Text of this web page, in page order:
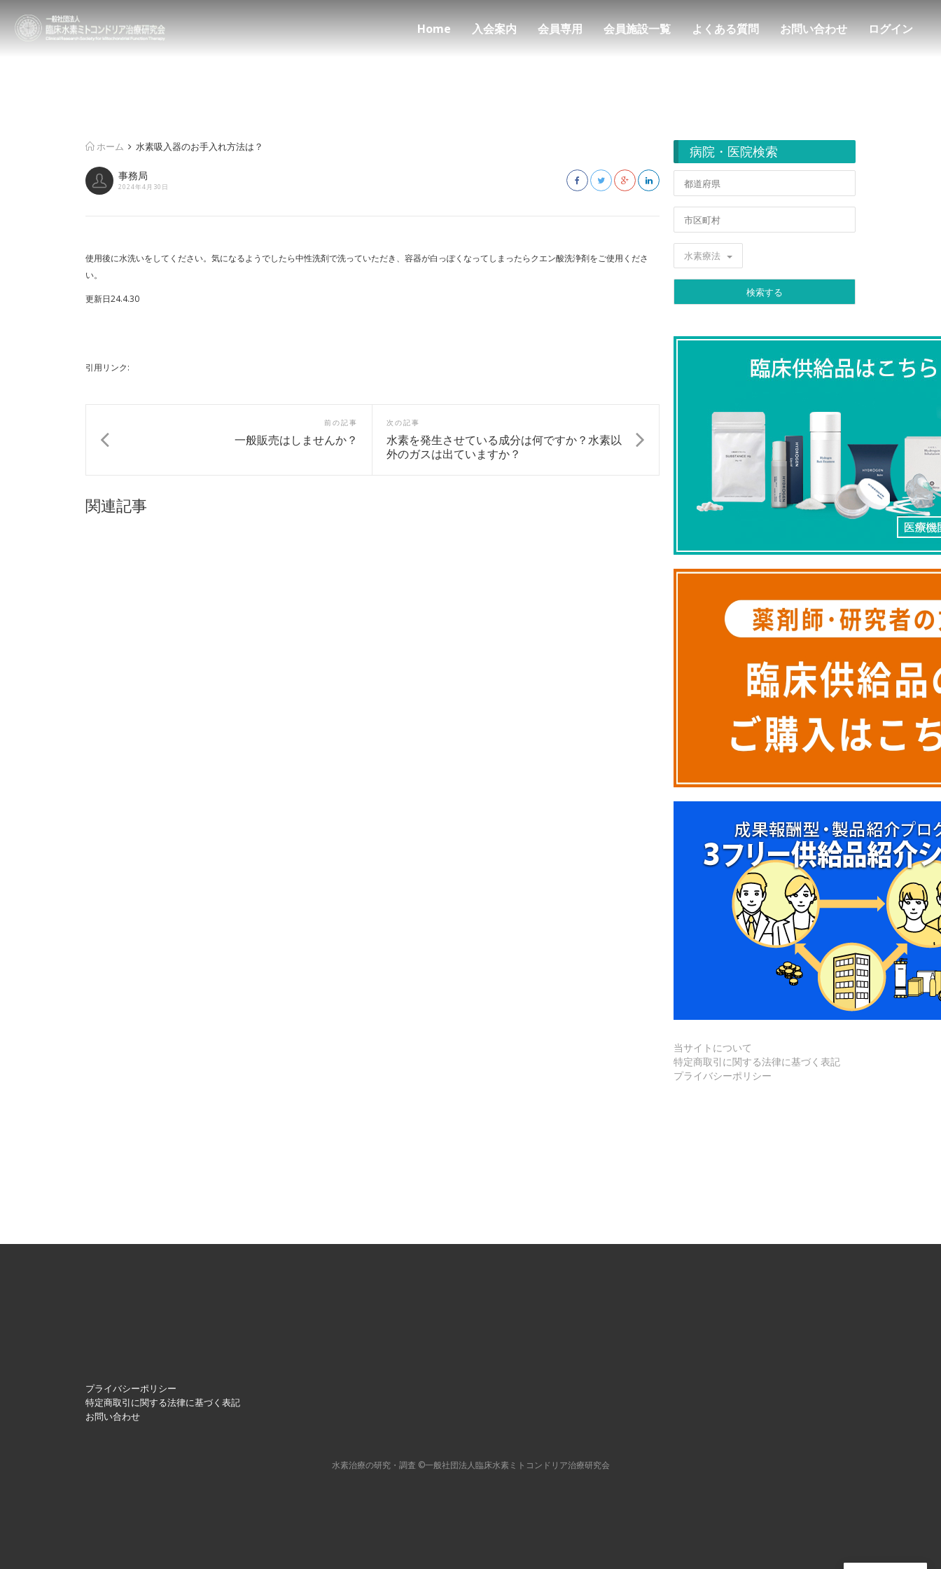
ログイン
Home 入会案内 会員専用 会員施設一覧 よくある質問 お問い合わせ
ホーム 水素吸入器のお手入れ方法は？
事務局
2024年4月30日
使用後に水洗いをしてください。気になるようでしたら中性洗剤で洗っていただき、容器が白っぽくなってしまったらクエン酸洗浄剤をご使用くださ
い。
更新日24.4.30
引用リンク:
前の記事
一般販売はしませんか？
次の記事
水素を発生させている成分は何ですか？水素以
外のガスは出ていますか？
関連記事
病院・医院検索
水素療法
当サイトについて
特定商取引に関する法律に基づく表記
プライバシーポリシー
プライバシーポリシー
特定商取引に関する法律に基づく表記
お問い合わせ
⽔素治療の研究・調査 ©一般社団法人臨床水素ミトコンドリア治療研究会